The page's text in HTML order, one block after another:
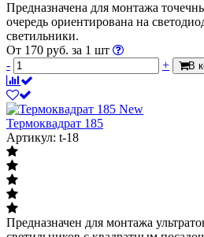
Предназначена для монтажа
очередь ориентирована на
светильники.
От 170 руб. за 1 шт
-
+ В
New
Термоквадрат 185
Артикул: t-18
Предназначен для монтажа